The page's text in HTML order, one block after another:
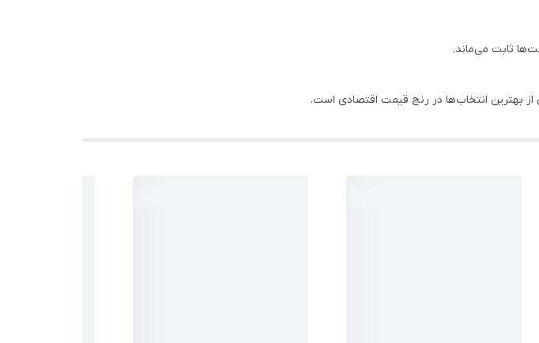
ثابت می‌ماند.
بهترین انتخاب‌ها در رنج قیمت اقتصادی است.